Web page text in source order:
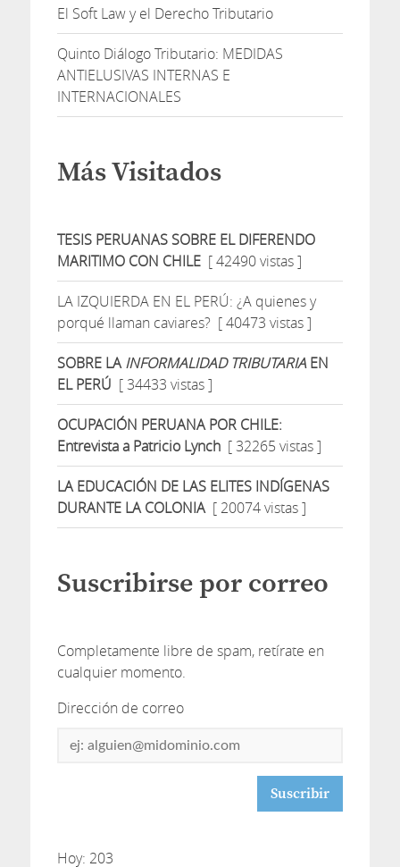
El Soft Law y el Derecho Tributario
Quinto Diálogo Tributario: MEDIDAS
ANTIELUSIVAS INTERNAS E
INTERNACIONALES
Más Visitados
TESIS PERUANAS SOBRE EL DIFERENDO
MARITIMO CON CHILE[ 42490 vistas ]
LA IZQUIERDA EN EL PERÚ: ¿A quienes y
porqué llaman caviares? [ 40473 vistas ]
SOBRE LAINFORMALIDAD TRIBUTARIAEN
EL PERÚ [ 34433 vistas ]
OCUPACIÓN PERUANA POR CHILE:
Entrevista a Patricio Lynch[ 32265 vistas ]
LA EDUCACIÓN DE LAS ELITES INDÍGENAS
DURANTE LA COLONIA[ 20074 vistas ]
Suscribirse por correo
Completamente libre de spam, retírate en
cualquier momento.
Dirección de correo
Dirección
Hoy: 203